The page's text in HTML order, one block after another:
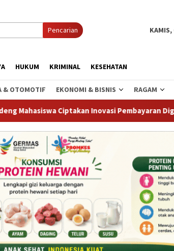
Pencarian KAMIS,
HUKUM KRIMINAL KESEHATAN
& OTOMOTIF EKONOMI & BISNIS RAGAM
Inovasi Pembayaran Digital Polres